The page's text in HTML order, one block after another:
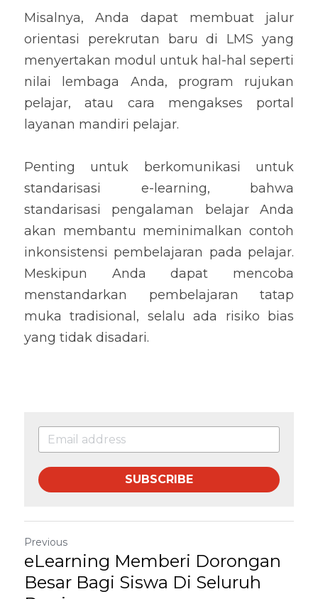
Misalnya, Anda dapat membuat jalur
orientasi perekrutan baru di LMS yang
menyertakan modul untuk hal-hal seperti
nilai lembaga Anda, program rujukan
pelajar, atau cara mengakses portal
layanan mandiri pelajar.
Penting untuk berkomunikasi untuk
standarisasi e-learning, bahwa
standarisasi pengalaman belajar Anda
akan membantu meminimalkan contoh
inkonsistensi pembelajaran pada pelajar.
Meskipun Anda dapat mencoba
menstandarkan pembelajaran tatap
muka tradisional, selalu ada risiko bias
yang tidak disadari.
SUBSCRIBE
Previous
eLearning Memberi Dorongan
Besar Bagi Siswa Di Seluruh